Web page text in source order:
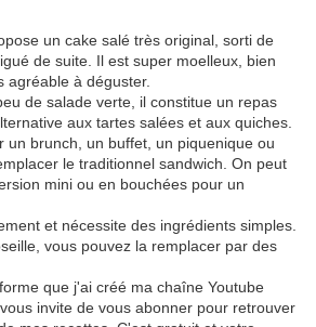
un cake salé très original, sorti de
de suite. Il est super moelleux, bien
agréable à déguster.
de salade verte, il constitue un repas
aux tartes salées et aux quiches.
un brunch, un buffet, un piquenique ou
le traditionnel sandwich. On peut
mini ou en bouchées pour un
et nécessite des ingrédients simples.
vous pouvez la remplacer par des
que j'ai créé ma chaîne Youtube
invite de vous abonner pour retrouver